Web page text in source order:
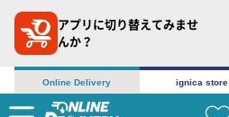
アプリに切り替えてみませ
んか？
Online Delivery ignica store